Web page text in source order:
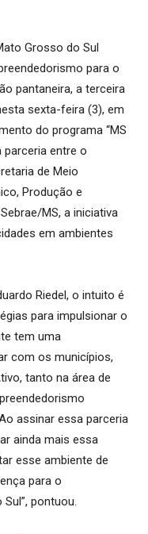
Grosso do Sul
para o
pantaneira, a terceira
sexta-feira (3), em
do programa “MS
parceria entre o
de Meio
Produção e
MS, a iniciativa
em ambientes
Riedel, o intuito é
para impulsionar o
tem uma
com os municípios,
tanto na área de
assinar essa parceria
ainda mais essa
esse ambiente de
para o
pontuou.